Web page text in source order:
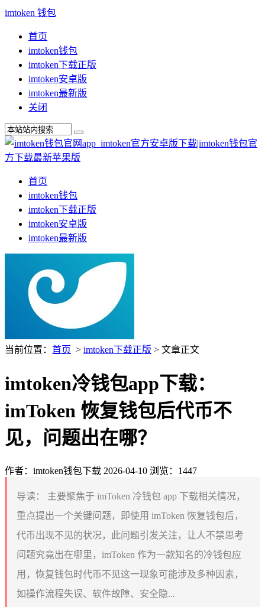
imtoken 钱包
首页
imtoken钱包
imtoken下载正版
imtoken安卓版
imtoken最新版
关闭
首页
imtoken钱包
imtoken下载正版
imtoken安卓版
imtoken最新版
当前位置： 首页 > imtoken下载正版 > 文章正文
imtoken冷钱包app下载：
imToken 恢复钱包后代币不
见，问题出在哪？
作者：imtoken钱包下载 2026-04-10 浏览：1447
导读：
主要聚焦于 imToken 冷钱包 app 下载相关情况，
重点提出一个关键问题，即使用 imToken 恢复钱包后，
代币出现不见的状况，此问题引发关注，让人不禁思考
问题究竟出在哪里，imToken 作为一款知名的冷钱包应
用，恢复钱包时代币不见这一现象可能涉及多种因素，
如操作流程失误、软件故障、安全隐...